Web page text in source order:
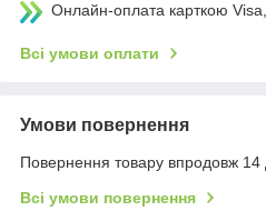
Онлайн-оплата карткою
Всі умови оплати
Умови повернення
Повернення товару впродовж 14
Всі умови повернення